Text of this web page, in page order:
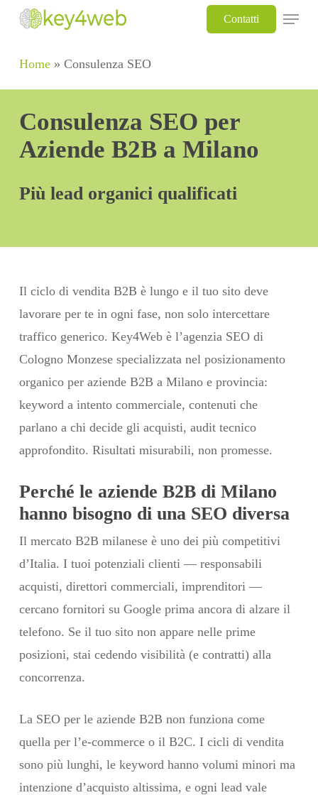
Skip
main
Contatti
Menu
Home» Consulenza SEO
Consulenza SEO per
Aziende B2B a Milano
Più lead organici qualificati
Il ciclo di vendita B2B è lungo e il tuo sito deve
lavorare per te in ogni fase, non solo intercettare
traffico generico. Key4Web è l’agenzia SEO di
Cologno Monzese specializzata nel posizionamento
organico per aziende B2B a Milano e provincia:
keyword a intento commerciale, contenuti che
parlano a chi decide gli acquisti, audit tecnico
approfondito. Risultati misurabili, non promesse.
Perché le aziende B2B di Milano
hanno bisogno di una SEO diversa
Il mercato B2B milanese è uno dei più competitivi
d’Italia. I tuoi potenziali clienti — responsabili
acquisti, direttori commerciali, imprenditori —
cercano fornitori su Google prima ancora di alzare il
telefono. Se il tuo sito non appare nelle prime
posizioni, stai cedendo visibilità (e contratti) alla
concorrenza.
La SEO per le aziende B2B non funziona come
quella per l’e-commerce o il B2C. I cicli di vendita
sono più lunghi, le keyword hanno volumi minori ma
intenzione d’acquisto altissima, e ogni lead vale